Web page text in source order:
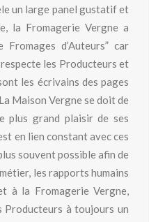
un large panel gustatif et
la Fromagerie Vergne a
d’Auteurs” car
les Producteurs et
les écrivains des pages
Maison Vergne se doit de
plus grand plaisir de ses
en lien constant avec ces
souvent possible afin de
les rapports humains
à la Fromagerie Vergne,
Producteurs à toujours un